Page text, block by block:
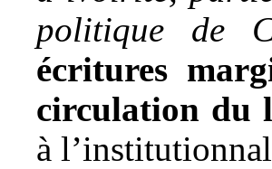
politique de
écritures
circulation du
à